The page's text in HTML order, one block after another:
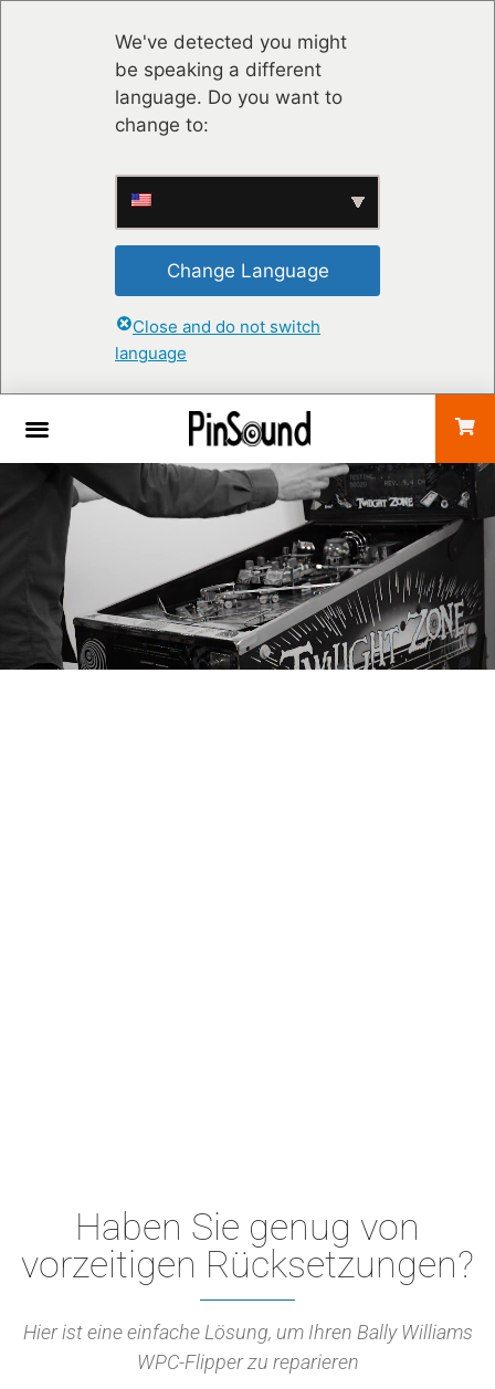
We've detected you might
be speaking a different
language. Do you want to
change to:
Change Language
Close and do not switch
language
Haben Sie genug von
vorzeitigen Rücksetzungen?
Hier ist eine einfache Lösung, um Ihren Bally Williams
WPC-Flipper zu reparieren